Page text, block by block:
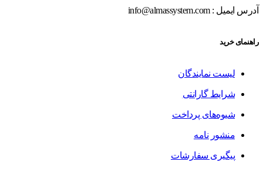
آدرس ایمیل : info@almassystem.com
راهنمای خرید
لیست نمایندگان
شرایط گارانتی
شیوه‌های پرداخت
منشور نامه
پیگیری سفارشات